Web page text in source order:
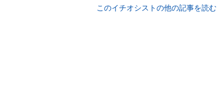
インフルエンサーが実際に使用してレビューしています。毎日トレン
このイチオシストの他の記事を読む